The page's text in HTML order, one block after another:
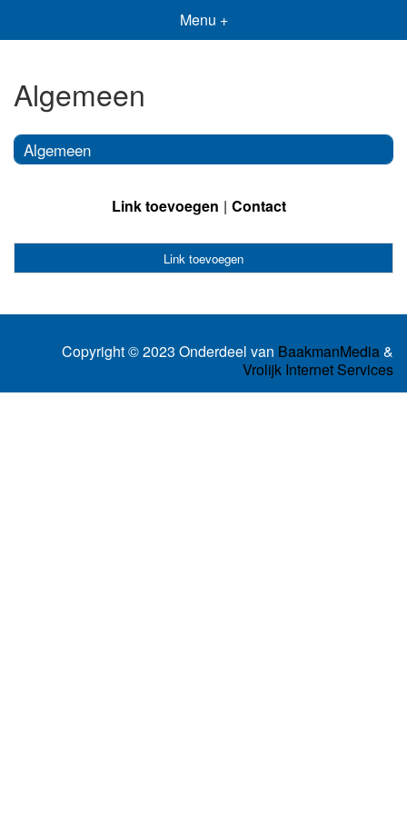
Menu +
Algemeen
Algemeen
Link toevoegen Contact
Link toevoegen
Copyright © 2023 Onderdeel van BaakmanMedia&
Vrolijk Internet Services